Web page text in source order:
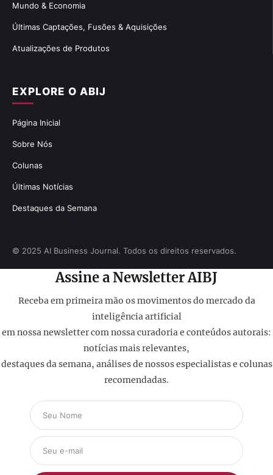
EXPLORE O ABIJ
Página Inicial
Sobre Nós
Colunas
Últimas Notícias
Destaques da Semana
Mundo & Economia
Últimas Captações, Fusões & Aquisições
Atualizações de Produtos
© 2025 AI Business Journal. Todos os direitos reservados.
Assine a Newsletter AIBJ
Receba em primeira mão os movimentos do mercado da
inteligência artificial
em nossa newsletter com nossa curadoria e conteúdos autorais:
notícias mais relevantes,
destaques da semana, análises de nossos especialistas e colunas
recomendadas.